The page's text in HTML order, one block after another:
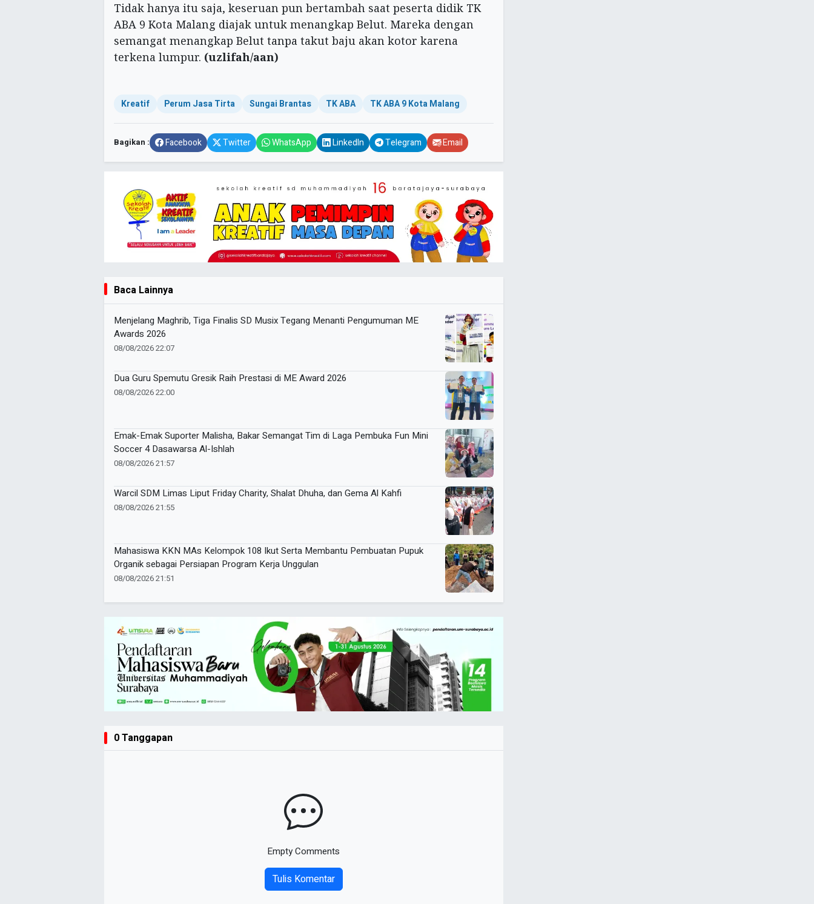
Tidak hanya itu saja, keseruan pun bertambah saat peserta didik TK
ABA 9 Kota Malang diajak untuk menangkap Belut. Mareka dengan
semangat menangkap Belut tanpa takut baju akan kotor karena
terkena lumpur. (uzlifah/aan)
Kreatif Perum Jasa Tirta Sungai Brantas TK ABA TK ABA 9 Kota Malang
Bagikan : Facebook Twitter WhatsApp LinkedIn Telegram Email
Baca Lainnya
Menjelang Maghrib, Tiga Finalis SD Musix Tegang Menanti Pengumuman ME
Awards 2026
08/08/2026 22:07
Dua Guru Spemutu Gresik Raih Prestasi di ME Award 2026
08/08/2026 22:00
Emak-Emak Suporter Malisha, Bakar Semangat Tim di Laga Pembuka Fun Mini
Soccer 4 Dasawarsa Al-Ishlah
08/08/2026 21:57
Warcil SDM Limas Liput Friday Charity, Shalat Dhuha, dan Gema Al Kahfi
08/08/2026 21:55
Mahasiswa KKN MAs Kelompok 108 Ikut Serta Membantu Pembuatan Pupuk
Organik sebagai Persiapan Program Kerja Unggulan
08/08/2026 21:51
0 Tanggapan
Empty Comments
Tulis Komentar